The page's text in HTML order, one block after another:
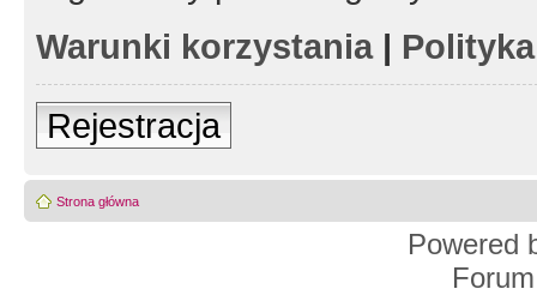
Warunki korzystania|
Rejestracja
Strona główna
Powered